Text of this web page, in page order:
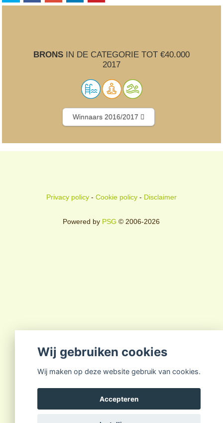
BRONSIN DE CATEGORIE TOT €40.000
2017
Winnaars 2016/2017
Privacy policy- Cookie policy- Disclaimer
Powered by PSG © 2006-2026
Wij gebruiken cookies
Wij maken op deze website gebruik van cookies.
Accepteren